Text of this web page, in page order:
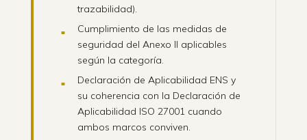
trazabilidad).
Cumplimiento de las medidas de
seguridad del Anexo II aplicables
según la categoría.
Declaración de Aplicabilidad ENS y
su coherencia con la Declaración de
Aplicabilidad ISO 27001 cuando
ambos marcos conviven.